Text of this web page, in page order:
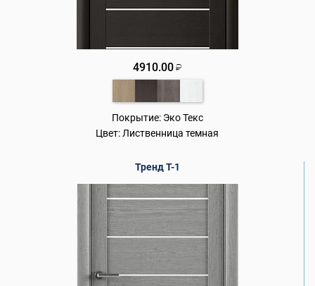
4910.00 ₽
Покрытие: Эко Текс
Цвет: Лиственница темная
Тренд Т-1